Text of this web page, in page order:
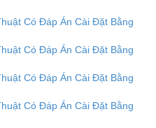
Có Đáp Án Cài Đặt Bằng
Có Đáp Án Cài Đặt Bằng
Có Đáp Án Cài Đặt Bằng
Có Đáp Án Cài Đặt Bằng